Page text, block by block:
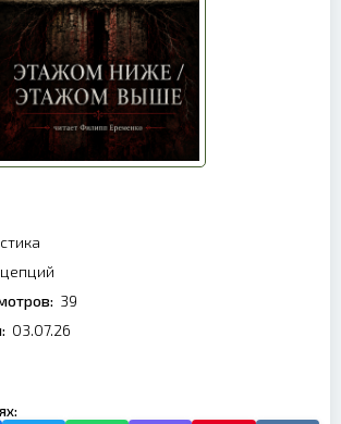
39
03.07.26